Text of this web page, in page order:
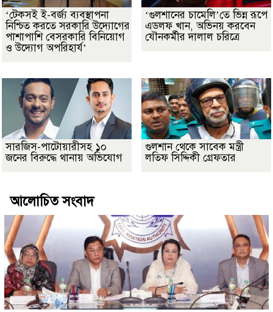
‘টেকসই ই-বর্জ্য ব্যবস্থাপনা
নিশ্চিত করতে সরকারি উদ্যোগের
পাশাপাশি বেসরকারি বিনিয়োগ
ও উদ্যোগ অপরিহার্য’
‘গুলশানের চামেলি’তে ভিন্ন রূপে
এডলফ খান, অভিনয় করবেন
যৌনকর্মীর দালাল চরিত্রে
সারজিস-পাটোয়ারীসহ ১০
জনের বিরুদ্ধে থানায় অভিযোগ
গুলশান থেকে সাবেক মন্ত্রী
লতিফ সিদ্দিকী গ্রেফতার
আলোচিত সংবাদ